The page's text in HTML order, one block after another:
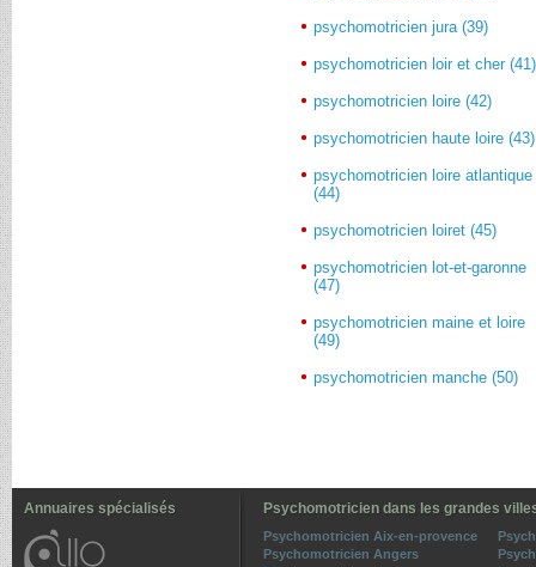
psychomotricien jura (39)
psychomotricien loir et cher (41)
psychomotricien loire (42)
psychomotricien haute loire (43)
psychomotricien loire atlantique
(44)
psychomotricien loiret (45)
psychomotricien lot-et-garonne
(47)
psychomotricien maine et loire
(49)
psychomotricien manche (50)
Annuaires spécialisés Psychomotricien dans les grandes
Psychomotricien Aix-en-provence
Psychomotricien Angers